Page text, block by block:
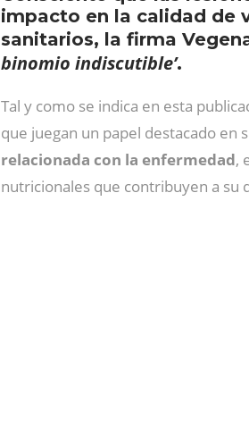
impacto en la calidad de
sanitarios, la firma
binomio indiscutible’.
Tal y como se indica en esta
que juegan un papel destacado en
relacionada con la enfermedad,
nutricionales que contribuyen a su